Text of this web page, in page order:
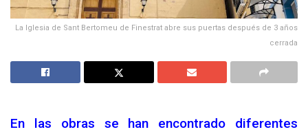
La Iglesia de Sant Bertomeu de Finestrat abre sus puertas después de 3 años
cerrada
En las obras se han encontrado diferentes